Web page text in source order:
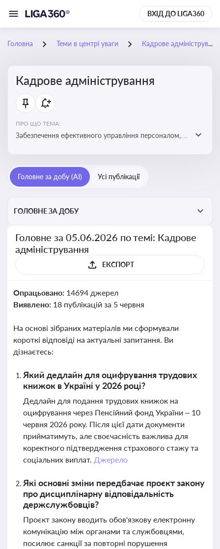
ВХІД ДО LIGA360
Головна Теми в центрі уваги Кадрове адміністрування
Кадрове адміністрування
ПРО ЩО ТЕМА:
Забезпечення ефективного управління персоналом,
Головне за добу (AI) Усі публікації
ГОЛОВНЕ ЗА ДОБУ
Головне за 05.06.2026 по темі: Кадрове
адміністрування
ЕКСПОРТ
Опрацьовано: 14694 джерел
Виявлено: 18 публікацій за 5 червня
На основі зібраних матеріалів ми сформували
короткі відповіді на актуальні запитання. Ви
дізнаєтесь:
Який дедлайн для оцифрування трудових
книжок в Україні у 2026 році?
Дедлайн для подання трудових книжок на
оцифрування через Пенсійний фонд України – 10
червня 2026 року. Після цієї дати документи
прийматимуть, але своєчасність важлива для
коректного підтвердження страхового стажу та
соціальних виплат. Джерело
Які основні зміни передбачає проєкт закону
про дисциплінарну відповідальність
держслужбовців?
Проєкт закону вводить обов'язкову електронну
комунікацію між органами та службовцями,
посилює санкції за повторні порушення